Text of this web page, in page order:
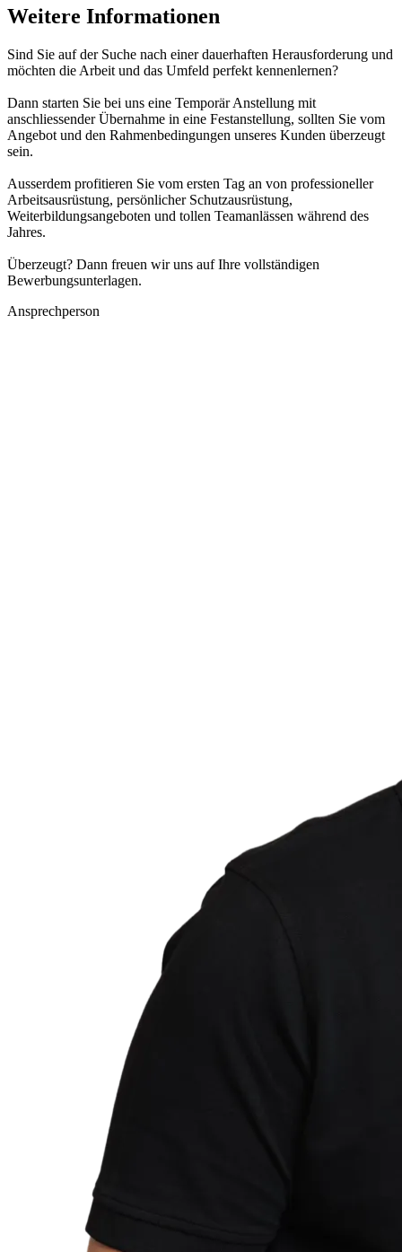
Weitere Informationen
Sind Sie auf der Suche nach einer dauerhaften Herausforderung und
möchten die Arbeit und das Umfeld perfekt kennenlernen?
Dann starten Sie bei uns eine Temporär Anstellung mit
anschliessender Übernahme in eine Festanstellung, sollten Sie vom
Angebot und den Rahmenbedingungen unseres Kunden überzeugt
sein.
Ausserdem profitieren Sie vom ersten Tag an von professioneller
Arbeitsausrüstung, persönlicher Schutzausrüstung,
Weiterbildungsangeboten und tollen Teamanlässen während des
Jahres.
Überzeugt? Dann freuen wir uns auf Ihre vollständigen
Bewerbungsunterlagen.
Ansprechperson